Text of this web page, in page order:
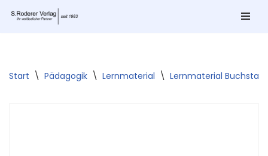
Start \ Pädagogik \ Lernmaterial \ Lernmaterial